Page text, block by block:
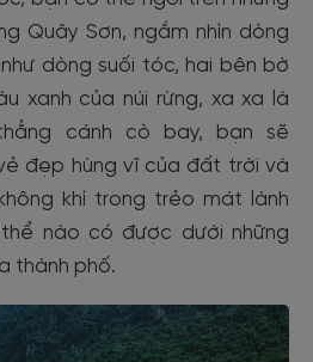
Quây Sơn, ngắm nhìn dòng
dòng suối tóc, hai bên bờ
xanh của núi rừng, xa xa là
cánh cò bay, bạn sẽ
đẹp hùng vĩ của đất trời và
khí trong trẻo mát lành
nào có được dưới những
thành phố.